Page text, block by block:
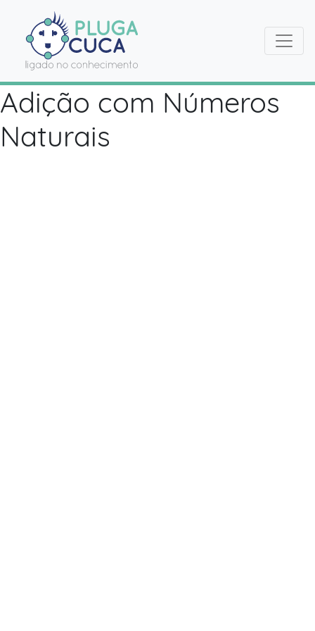
Adição com Números
Naturais